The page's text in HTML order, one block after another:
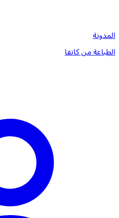
المدونة
الطباعة من كانفا